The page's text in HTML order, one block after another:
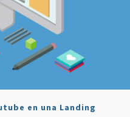
en una Landing